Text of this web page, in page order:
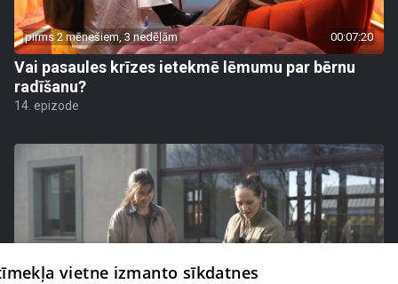
pirms 2 mēnešiem, 3 nedēļām 00:07:20
Vai pasaules krīzes ietekmē lēmumu par bērnu
radīšanu?
14. epizode
vietne izmanto sīkdatnes